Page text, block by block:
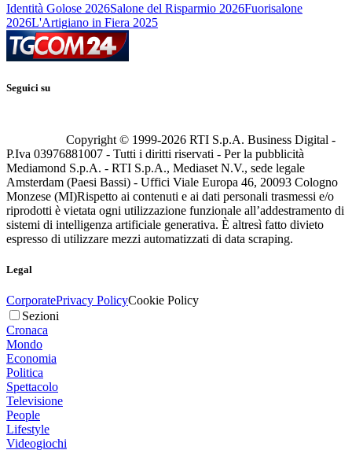
Identità Golose 2026Salone del Risparmio 2026Fuorisalone
2026L'Artigiano in Fiera 2025
Seguici su
Copyright © 1999-2026 RTI S.p.A. Business Digital -
P.Iva 03976881007 - Tutti i diritti riservati - Per la pubblicità
Mediamond S.p.A. - RTI S.p.A., Mediaset N.V., sede legale
Amsterdam (Paesi Bassi) - Uffici Viale Europa 46, 20093 Cologno
Monzese (MI)Rispetto ai contenuti e ai dati personali trasmessi e/o
riprodotti è vietata ogni utilizzazione funzionale all’addestramento di
sistemi di intelligenza artificiale generativa. È altresì fatto divieto
espresso di utilizzare mezzi automatizzati di data scraping.
Legal
CorporatePrivacy PolicyCookie Policy
Sezioni
Cronaca
Mondo
Economia
Politica
Spettacolo
Televisione
People
Lifestyle
Videogiochi